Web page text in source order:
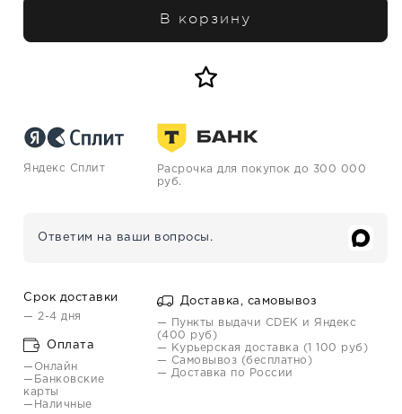
В корзину
Яндекс Сплит
Расрочка для покупок до 300 000
руб.
Ответим на ваши вопросы.
Срок доставки
— 2-4 дня
Оплата
—Онлайн
—Банковские
карты
—Наличные
Доставка, самовывоз
— Пункты выдачи CDEK и Яндекс
(400 руб)
— Курьерская доставка (1 100 руб)
— Самовывоз (бесплатно)
— Доставка по России